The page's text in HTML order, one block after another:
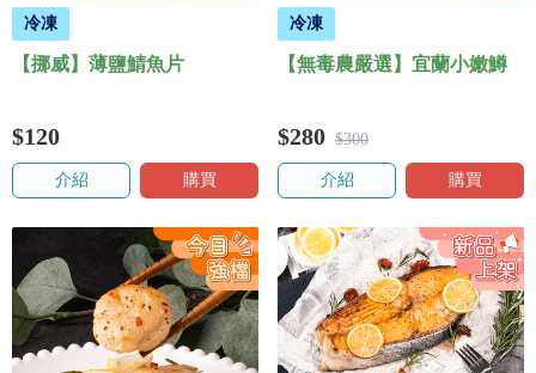
冷凍
【挪威】薄鹽鯖魚片
$120
介紹 購買
冷凍
【無毒農嚴選】宜蘭小嫩鱒
$280 $300
介紹 購買